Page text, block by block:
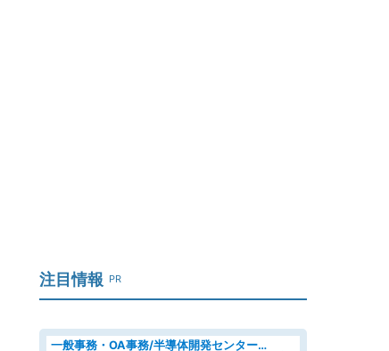
注目情報 PR
一般事務・OA事務/半導体開発センター内で事務&軽作業スタッフ、募集